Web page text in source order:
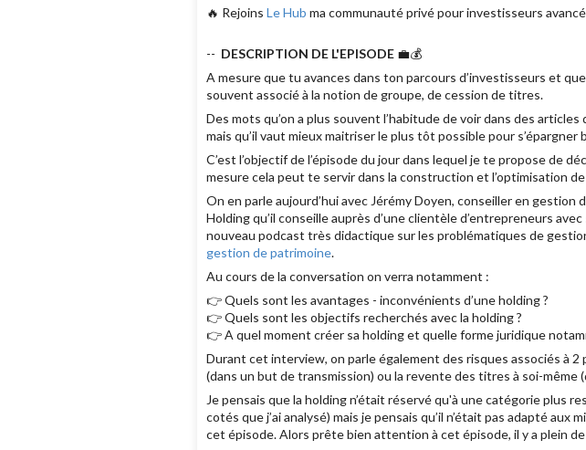
🔥 Rejoins Le Hub ma communauté privé pour investisseurs
-- DESCRIPTION DE L'EPISODE 💼💰
A mesure que tu avances dans ton parcours d’investisseurs et
souvent associé à la notion de groupe, de cession de titres.
Des mots qu’on a plus souvent l’habitude de voir dans des
mais qu’il vaut mieux maitriser le plus tôt possible pour s’épargner
C’est l’objectif de l’épisode du jour dans lequel je te propose de
mesure cela peut te servir dans la construction et l’optimisation
On en parle aujourd’hui avec Jérémy Doyen, conseiller en
Holding qu’il conseille auprès d’une clientèle d’entrepreneurs
nouveau podcast très didactique sur les problématiques de
gestion de patrimoine.
Au cours de la conversation on verra notamment :
👉 Quels sont les avantages - inconvénients d’une holding ?
👉 Quels sont les objectifs recherchés avec la holding ?
👉 A quel moment créer sa holding et quelle forme juridique
Durant cet interview, on parle également des risques associés à
(dans un but de transmission) ou la revente des titres à soi-même
Je pensais que la holding n’était réservé qu'à une catégorie plus
cotés que j’ai analysé) mais je pensais qu’il n’était pas adapté
cet épisode. Alors prête bien attention à cet épisode, il y a plein